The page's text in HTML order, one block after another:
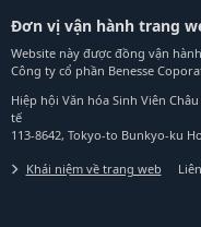
Đơn vị vận hành trang
Website này được đồng vận
Công ty cổ phần Benesse
Hiệp hội Văn hóa Sinh Viên
tế
113-8642, Tokyo-to Bunkyo-ku
Khái niệm về trang web